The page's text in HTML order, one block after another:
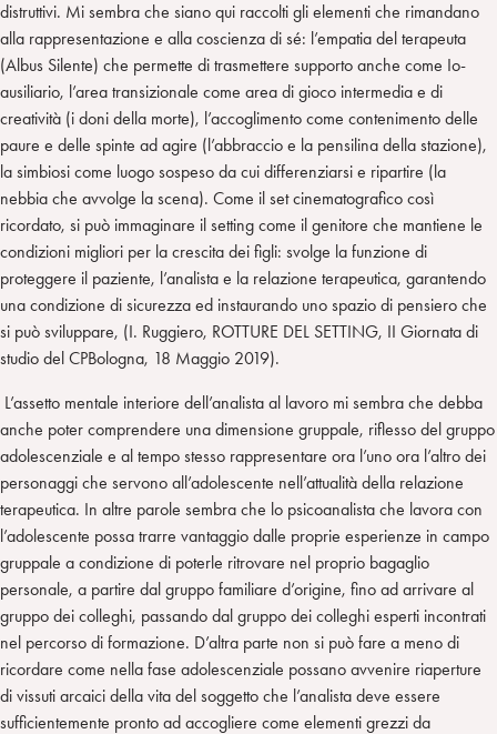
distruttivi. Mi sembra che siano qui raccolti gli elementi che rimandano
alla rappresentazione e alla coscienza di sé: l’empatia del terapeuta
(Albus Silente) che permette di trasmettere supporto anche come Io-
ausiliario, l’area transizionale come area di gioco intermedia e di
creatività (i doni della morte), l’accoglimento come contenimento delle
paure e delle spinte ad agire (l’abbraccio e la pensilina della stazione),
la simbiosi come luogo sospeso da cui differenziarsi e ripartire (la
nebbia che avvolge la scena). Come il set cinematografico così
ricordato, si può immaginare il setting come il genitore che mantiene le
condizioni migliori per la crescita dei figli: svolge la funzione di
proteggere il paziente, l’analista e la relazione terapeutica, garantendo
una condizione di sicurezza ed instaurando uno spazio di pensiero che
si può sviluppare, (I. Ruggiero, ROTTURE DEL SETTING, II Giornata di
studio del CPBologna, 18 Maggio 2019).
L’assetto mentale interiore dell’analista al lavoro mi sembra che debba
anche poter comprendere una dimensione gruppale, riflesso del gruppo
adolescenziale e al tempo stesso rappresentare ora l’uno ora l’altro dei
personaggi che servono all’adolescente nell’attualità della relazione
terapeutica. In altre parole sembra che lo psicoanalista che lavora con
l’adolescente possa trarre vantaggio dalle proprie esperienze in campo
gruppale a condizione di poterle ritrovare nel proprio bagaglio
personale, a partire dal gruppo familiare d’origine, fino ad arrivare al
gruppo dei colleghi, passando dal gruppo dei colleghi esperti incontrati
nel percorso di formazione. D’altra parte non si può fare a meno di
ricordare come nella fase adolescenziale possano avvenire riaperture
di vissuti arcaici della vita del soggetto che l’analista deve essere
sufficientemente pronto ad accogliere come elementi grezzi da